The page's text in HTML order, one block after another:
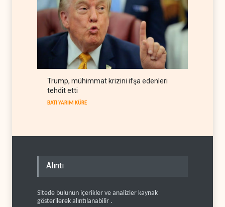
Trump, mühimmat krizini ifşa edenleri
tehdit etti
BATI YARIM KÜRE
Alıntı
Sitede bulunun içerikler ve analizler kaynak
gösterilerek alıntılanabilir .